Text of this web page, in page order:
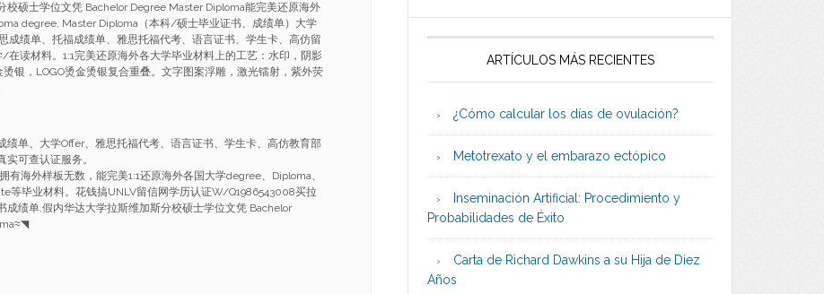
校硕士学位文凭 Bachelor Degree Master Diploma能完美还原海外
degree, Master Diploma（本科/硕士毕业证书、成绩单）大学
成绩单、托福成绩单、雅思托福代考、语言证书、学生卡、高仿留
读材料。1:1完美还原海外各大学毕业材料上的工艺：水印，阴影
烫银，LOGO烫金烫银复合重叠。文字图案浮雕，激光镭射，紫外荧
绩单、大学Offer、雅思托福代考、语言证书、学生卡、高仿教育部
可查认证服务。
有海外样板无数，能完美1:1还原海外各国大学degree、Diploma、
等毕业材料。花钱搞UNLV留信网学历认证W/Q1986543008买拉
成绩单,假内华达大学拉斯维加斯分校硕士学位文凭 Bachelor
ARTÍCULOS MÁS RECIENTES
¿Cómo calcular los días de ovulación?
Metotrexato y el embarazo ectópico
Inseminación Artificial: Procedimiento y
Probabilidades de Éxito
Carta de Richard Dawkins a su Hija de Diez
Años